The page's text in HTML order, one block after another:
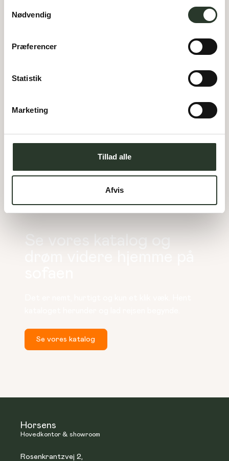
Nødvendig
Præferencer
Statistik
Marketing
Tillad alle
Afvis
8800
Pris:5.395.000,-DKK
Areal:188m²
Se vores katalog og
Se vores katalog
Horsens
Hovedkontor & showroom
Rosenkrantzvej 2,